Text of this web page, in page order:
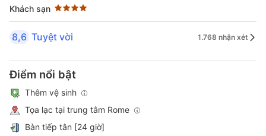
Khách sạn
8,6 Tuyệt vời 1.768 nhận xét
Điểm nổi bật
Thêm vệ sinh
Tọa lạc tại trung tâm Rome
Bàn tiếp tân [24 giờ]